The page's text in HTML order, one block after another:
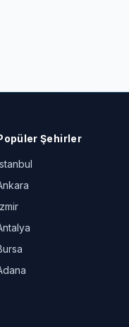
Şehirler